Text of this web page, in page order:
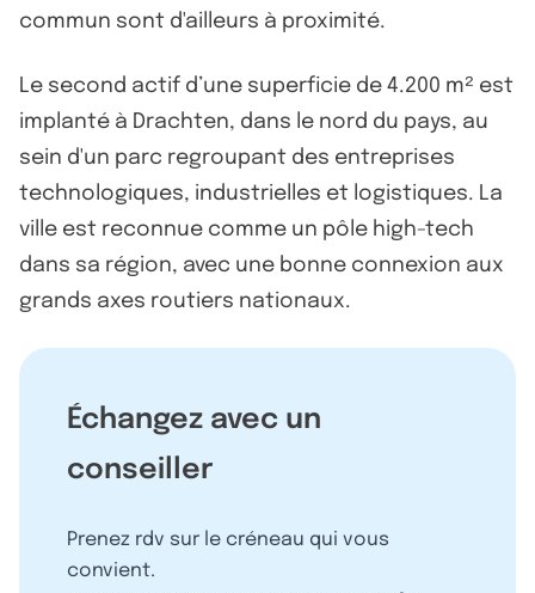
commun sont d'ailleurs à proximité.
Le second actif d’une superficie de 4.200 m² est
implanté à Drachten, dans le nord du pays, au
sein d'un parc regroupant des entreprises
technologiques, industrielles et logistiques. La
ville est reconnue comme un pôle high-tech
dans sa région, avec une bonne connexion aux
grands axes routiers nationaux.
Échangez avec un
conseiller
Prenez rdv sur le créneau qui vous
convient.